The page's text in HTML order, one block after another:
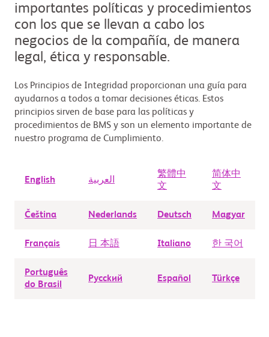
importantes políticas y procedimientos
con los que se llevan a cabo los
negocios de la compañía, de manera
legal, ética y responsable.
Los Principios de Integridad proporcionan una guía para
ayudarnos a todos a tomar decisiones éticas. Estos
principios sirven de base para las políticas y
procedimientos de BMS y son un elemento importante de
nuestro programa de Cumplimiento.
English العربية
繁體中
文
简体中
文
Čeština Nederlands Deutsch Magyar
Français 日 本語 Italiano 한 국어
Português
do Brasil
Рycckий Español Türkçe